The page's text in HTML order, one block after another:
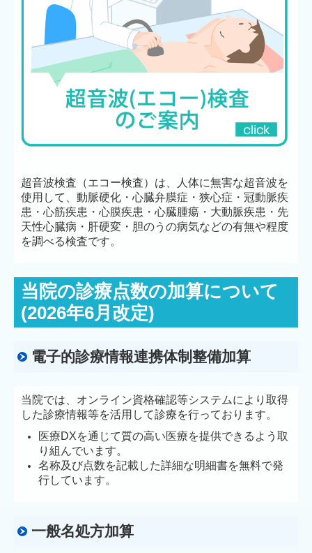
超音波検査（エコー検査）は、人体に無害な超音波を
使用して、動脈硬化・心臓弁膜症・狭心症・冠動脈疾
患・心筋疾患・心膜疾患・心臓腫瘍・大動脈疾患・先
天性心臓病・肝硬変・胆のうの病気などの有無や程度
を調べる検査です。
当院の診療点数の加算について
(2026年6月改定)
電子的診療情報連携体制整備加算
当院では、オンライン資格確認等システムにより取得
した診療情報等を活用して診療を行っております。
医療DXを通じて質の高い医療を提供できるよう取
り組んでいます。
名称及び点数を記載した詳細な明細書を無料で発
行しています。
一般名処方加算